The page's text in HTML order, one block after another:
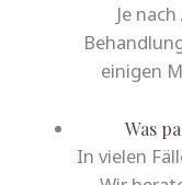
Je
einigen
Was
In vielen